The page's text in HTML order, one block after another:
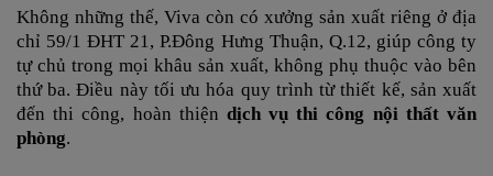
Không những thế, Viva còn có xưởng sản xuất riêng ở địa
chỉ 59/1 ĐHT 21, P.Đông Hưng Thuận, Q.12, giúp công ty
tự chủ trong mọi khâu sản xuất, không phụ thuộc vào bên
thứ ba. Điều này tối ưu hóa quy trình từ thiết kế, sản xuất
đến thi công, hoàn thiện dịch vụ thi công nội thất văn
phòng.